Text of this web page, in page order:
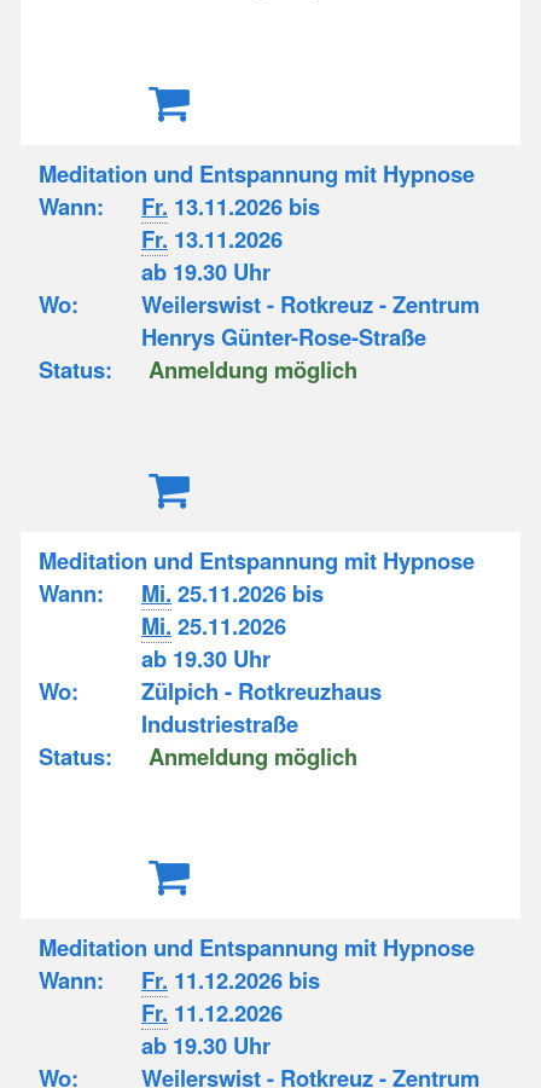
Meditation und Entspannung mit Hypnose
Wann:
Fr. 13.11.2026 bis
Fr. 13.11.2026
ab 19.30 Uhr
Wo:
Weilerswist - Rotkreuz - Zentrum
Henrys Günter-Rose-Straße
Status:
Anmeldung möglich
Meditation und Entspannung mit Hypnose
Wann:
Mi. 25.11.2026 bis
Mi. 25.11.2026
ab 19.30 Uhr
Wo:
Zülpich - Rotkreuzhaus
Industriestraße
Status:
Anmeldung möglich
Meditation und Entspannung mit Hypnose
Wann:
Fr. 11.12.2026 bis
Fr. 11.12.2026
ab 19.30 Uhr
Wo:
Weilerswist - Rotkreuz - Zentrum